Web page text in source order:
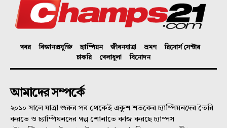
খবর বিজ্ঞানপ্রযুক্তি চ্যাম্পিয়ন জীবনযাত্রা ভ্রমণ
রিসোর্স সেন্টার
চাকরি
খেলাধুলা বিনোদন
আমাদের সম্পর্কে
২০১০ সালে যাত্রা শুরুর পর থেকেই একুশ শতকের চ্যাম্পিয়নদের তৈরি
করতে ও চ্যাম্পিয়নদের গল্প শোনাতে কাজ করছে চ্যাম্পস